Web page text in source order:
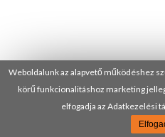
Weboldalunk az alapvető működéshez
körű funkcionalitáshoz marketing
elfogadja az Adatkezelési